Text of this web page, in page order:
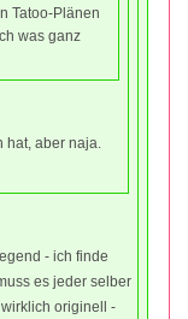
Tatoo-Plänen
was ganz
hat, aber naja.
- ich finde
es jeder selber
originell -